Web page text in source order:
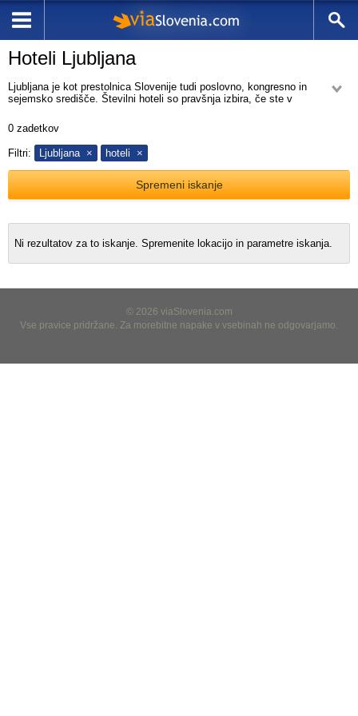
Hoteli Ljubljana
Ljubljana je kot prestolnica Slovenije tudi poslovno, kongresno in
sejemsko središče. Številni hoteli so pravšnja izbira, če ste v
seminar.
Največji razstavni in prireditveni prostor je Gospodarsko razstavišče, ki
se v nahaja v samem središču Ljubljane na Dunajski cesti 18.
Na straneh Hoteli Ljubljana vam ponujamo nastanitev v hotelih s tremi,
štirimi in petimi zvezdicami. Na zemljevidu si oglejte kje v Ljubljani se
0 zadetkov
Filtri: Ljubljana hoteli
Spremeni iskanje
Ni rezultatov za to iskanje. Spremenite lokacijo in parametre iskanja.
© 2026 viaSlovenia.com
Vse pravice pridržane. Za morebitne napake v vsebinah ne odgovarjamo.